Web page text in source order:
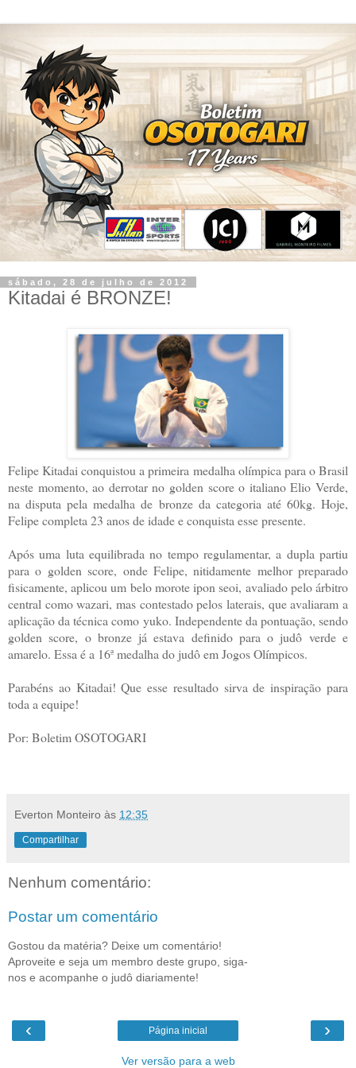
sábado, 28 de julho de 2012
Kitadai é BRONZE!
Felipe Kitadai conquistou a primeira medalha olímpica para o Brasil
neste momento, ao derrotar no golden score o italiano Elio Verde,
na disputa pela medalha de bronze da categoria até 60kg. Hoje,
Felipe completa 23 anos de idade e conquista esse presente.
Após uma luta equilibrada no tempo regulamentar, a dupla partiu
para o golden score, onde Felipe, nitidamente melhor preparado
fisicamente, aplicou um belo morote ipon seoi, avaliado pelo árbitro
central como wazari, mas contestado pelos laterais, que avaliaram a
aplicação da técnica como yuko. Independente da pontuação, sendo
golden score, o bronze já estava definido para o judô verde e
amarelo. Essa é a 16ª medalha do judô em Jogos Olímpicos.
Parabéns ao Kitadai! Que esse resultado sirva de inspiração para
toda a equipe!
Por: Boletim OSOTOGARI
Everton Monteiro às 12:35
Compartilhar
Nenhum comentário:
Postar um comentário
Gostou da matéria? Deixe um comentário!
Aproveite e seja um membro deste grupo, siga-
nos e acompanhe o judô diariamente!
‹ ›
Página inicial
Ver versão para a web